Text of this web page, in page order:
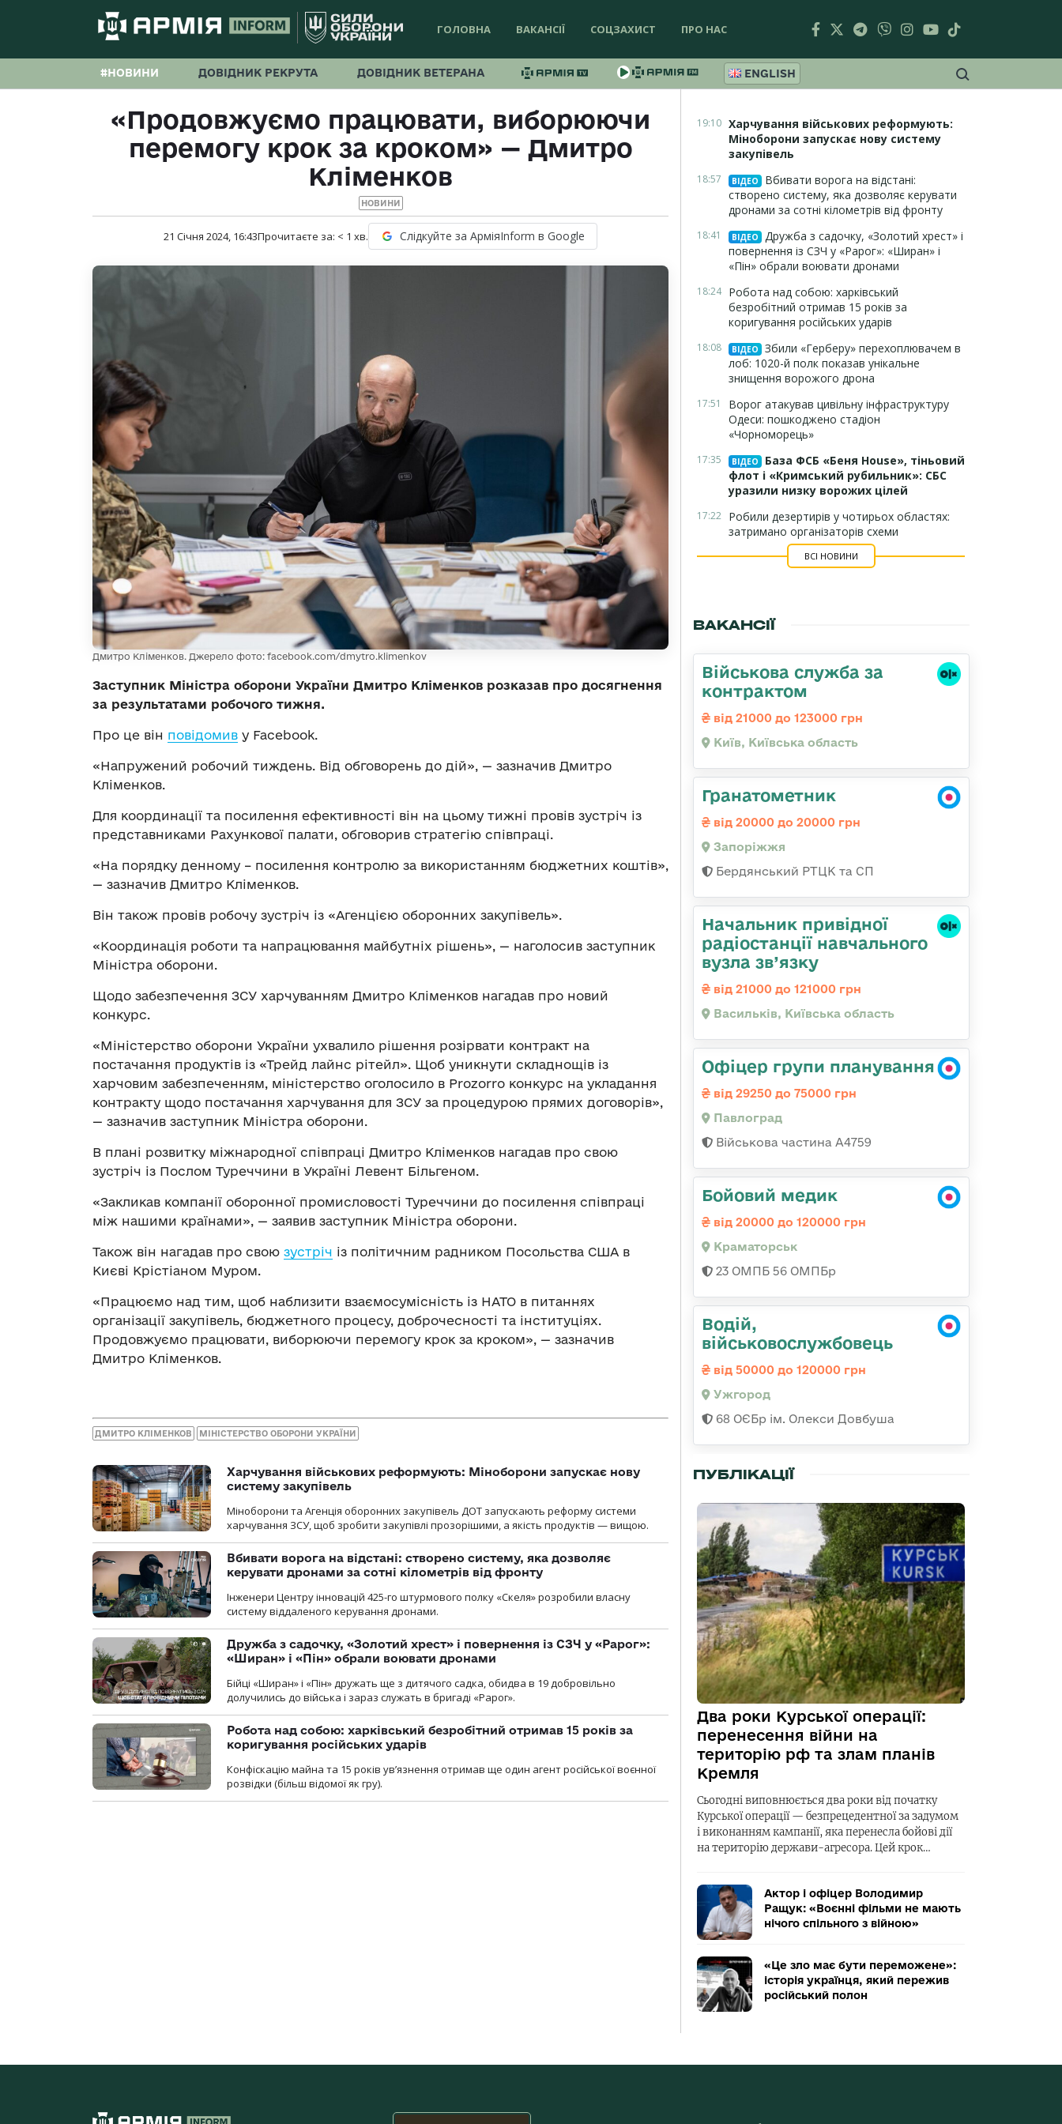
ГОЛОВНА ВАКАНСІЇ СОЦЗАХИСТ ПРО НАС
#НОВИНИ ДОВІДНИК РЕКРУТА ДОВІДНИК ВЕТЕРАНА ENGLISH
«Продовжуємо працювати, виборюючи
перемогу крок за кроком» — Дмитро
Кліменков
НОВИНИ
21 Січня 2024, 16:43Прочитаєте за: < 1 хв. Слідкуйте за АрміяInform в Google
Дмитро Кліменков. Джерело фото: facebook.com/dmytro.klimenkov
Заступник Міністра оборони України Дмитро Кліменков розказав про досягнення
за результатами робочого тижня.
Про це він повідомив у Facebook.
«Напружений робочий тиждень. Від обговорень до дій», — зазначив Дмитро
Кліменков.
Для координації та посилення ефективності він на цьому тижні провів зустріч із
представниками Рахункової палати, обговорив стратегію співпраці.
«На порядку денному – посилення контролю за використанням бюджетних коштів»,
— зазначив Дмитро Кліменков.
Він також провів робочу зустріч із «Агенцією оборонних закупівель».
«Координація роботи та напрацювання майбутніх рішень», — наголосив заступник
Міністра оборони.
Щодо забезпечення ЗСУ харчуванням Дмитро Кліменков нагадав про новий
конкурс.
«Міністерство оборони України ухвалило рішення розірвати контракт на
постачання продуктів із «Трейд лайнс рітейл». Щоб уникнути складнощів із
харчовим забезпеченням, міністерство оголосило в Prozorro конкурс на укладання
контракту щодо постачання харчування для ЗСУ за процедурою прямих договорів»,
— зазначив заступник Міністра оборони.
В плані розвитку міжнародної співпраці Дмитро Кліменков нагадав про свою
зустріч із Послом Туреччини в Україні Левент Більгеном.
«Закликав компанії оборонної промисловості Туреччини до посилення співпраці
між нашими країнами», — заявив заступник Міністра оборони.
Також він нагадав про свою зустріч із політичним радником Посольства США в
Києві Крістіаном Муром.
«Працюємо над тим, щоб наблизити взаємосумісність із НАТО в питаннях
організації закупівель, бюджетного процесу, доброчесності та інституціях.
Продовжуємо працювати, виборюючи перемогу крок за кроком», — зазначив
Дмитро Кліменков.
ДМИТРО КЛІМЕНКОВ МІНІСТЕРСТВО ОБОРОНИ УКРАЇНИ
Харчування військових реформують: Міноборони запускає нову
систему закупівель
Міноборони та Агенція оборонних закупівель ДОТ запускають реформу системи
харчування ЗСУ, щоб зробити закупівлі прозорішими, а якість продуктів — вищою.
Вбивати ворога на відстані: створено систему, яка дозволяє
керувати дронами за сотні кілометрів від фронту
Інженери Центру інновацій 425-го штурмового полку «Скеля» розробили власну
систему віддаленого керування дронами.
Дружба з садочку, «Золотий хрест» і повернення із СЗЧ у «Рарог»:
«Ширан» і «Пін» обрали воювати дронами
Бійці «Ширан» і «Пін» дружать ще з дитячого садка, обидва в 19 добровільно
долучились до війська і зараз служать в бригаді «Рарог».
Робота над собою: харківський безробітний отримав 15 років за
коригування російських ударів
Конфіскацію майна та 15 років увʼязнення отримав ще один агент російської воєнної
розвідки (більш відомої як гру).
19:10 Харчування військових реформують:
Міноборони запускає нову систему
закупівель
18:57 ВІДЕО
Вбивати ворога на відстані:
створено систему, яка дозволяє керувати
дронами за сотні кілометрів від фронту
18:41 ВІДЕО
Дружба з садочку, «Золотий хрест» і
повернення із СЗЧ у «Рарог»: «Ширан» і
«Пін» обрали воювати дронами
18:24 Робота над собою: харківський
безробітний отримав 15 років за
коригування російських ударів
18:08 ВІДЕО
Збили «Герберу» перехоплювачем в
лоб: 1020-й полк показав унікальне
знищення ворожого дрона
17:51
Ворог атакував цивільну інфраструктуру
Одеси: пошкоджено стадіон
«Чорноморець»
17:35 ВІДЕО
База ФСБ «Беня House», тіньовий
флот і «Кримський рубильник»: СБС
уразили низку ворожих цілей
17:22 Робили дезертирів у чотирьох областях:
затримано організаторів схеми
ВСІ НОВИНИ
ВАКАНСІЇ
Військова служба за
контрактом
від 21000 до 123000 грн
Київ, Київська область
Гранатометник
від 20000 до 20000 грн
Запоріжжя
Бердянський РТЦК та СП
Начальник привідної
радіостанції навчального
вузла зв’язку
від 21000 до 121000 грн
Васильків, Київська область
Офіцер групи планування
від 29250 до 75000 грн
Павлоград
Військова частина А4759
Бойовий медик
від 20000 до 120000 грн
Краматорськ
23 ОМПБ 56 ОМПБр
Водій,
військовослужбовець
від 50000 до 120000 грн
Ужгород
68 ОЄБр ім. Олекси Довбуша
ПУБЛІКАЦІЇ
Два роки Курської операції:
перенесення війни на
територію рф та злам планів
Кремля
Сьогодні виповнюється два роки від початку
Курської операції — безпрецедентної за задумом
і виконанням кампанії, яка перенесла бойові дії
на територію держави-агресора. Цей крок…
Актор і офіцер Володимир
Ращук: «Воєнні фільми не мають
нічого спільного з війною»
«Це зло має бути переможене»:
історія українця, який пережив
російський полон